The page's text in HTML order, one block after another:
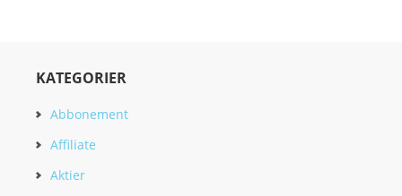
KATEGORIER
Abbonement
Affiliate
Aktier